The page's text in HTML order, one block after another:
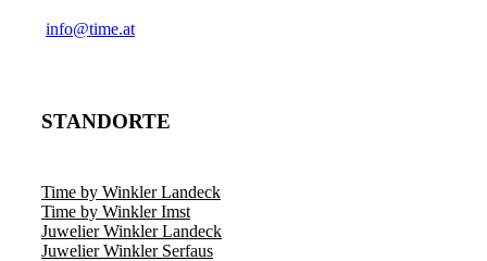
info@time.at
STANDORTE
Time by Winkler Landeck
Time by Winkler Imst
Juwelier Winkler Landeck
Juwelier Winkler Serfaus